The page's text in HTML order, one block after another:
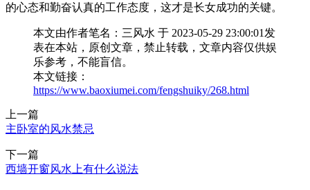
的心态和勤奋认真的工作态度，这才是长女成功的关键。
本文由作者笔名：三风水 于 2023-05-29 23:00:01发
表在本站，原创文章，禁止转载，文章内容仅供娱
乐参考，不能盲信。
本文链接：
https://www.baoxiumei.com/fengshuiky/268.html
上一篇
主卧室的风水禁忌
下一篇
西墙开窗风水上有什么说法